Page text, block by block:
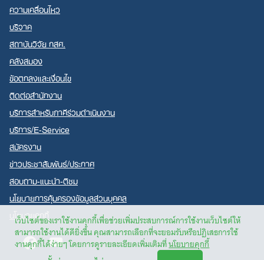
เว็บไซต์ของเราใช้งานคุกกี้เพื่อช่วยเพิ่มประสบการณ์การใช้งานเว็บไซต์ให้
สามารถใช้งานได้ดียิ่งขึ้น คุณสามารถเลือกที่จะยอมรับหรือปฏิเสธการใช้
งานคุกกี้ได้ง่ายๆ โดยการดูรายละเอียดเพิ่มเติมที่นโยบายคุกกี้
ความเคลื่อนไหว
บริจาค
สถาบันวิจัย กสศ.
คลังสมอง
ข้อตกลงและเงื่อนไข
ติดต่อสำนักงาน
บริการสำหรับภาคีร่วมดำเนินงาน
บริการ/E-Service
สมัครงาน
ข่าวประชาสัมพันธ์/ประกาศ
สอบถาม-แนะนำ-ติชม
นโยบายการคุ้มครองข้อมูลส่วนบุคคล
นโยบายคุกกี้
FacebookYoutube